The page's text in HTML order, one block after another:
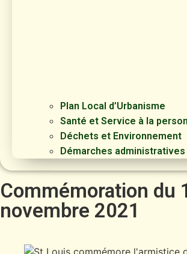
Plan Local d’Urbanisme
Santé et Service à la
Déchets et Environnement
Démarches administratives
Commémoration du
novembre 2021